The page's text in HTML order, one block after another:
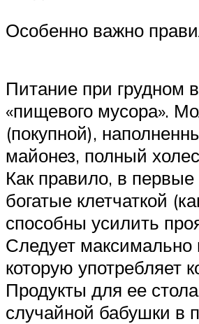
Особенно важно
Питание при грудном
«пищевого мусора».
(покупной),
майонез, полный
Как правило, в
богатые клетчаткой
способны усилить
Следует
которую употребляет
Продукты для ее
случайной бабушки в